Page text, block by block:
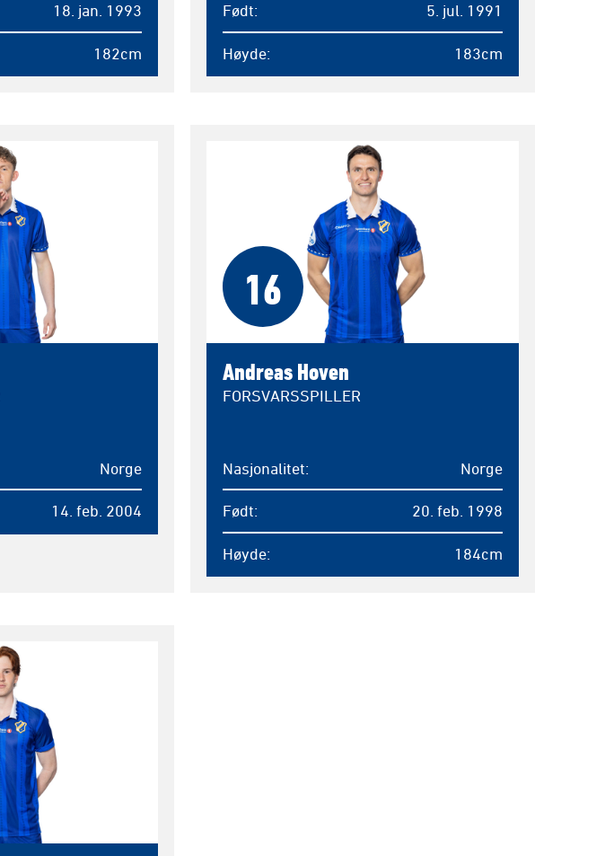
18. jan. 1993
182cm
Født 5. jul. 1991
Høyde 183cm
Norge
14. feb. 2004
16
Andreas Hoven
FORSVARSSPILLER
Nasjonalitet Norge
Født 20. feb. 1998
Høyde 184cm